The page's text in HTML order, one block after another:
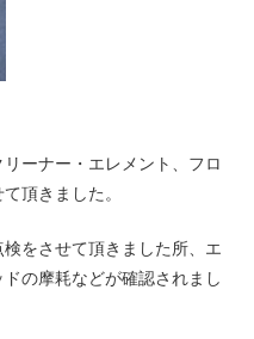
ーナー・エレメント、フロ
頂きました。
をさせて頂きました所、エ
の摩耗などが確認されまし